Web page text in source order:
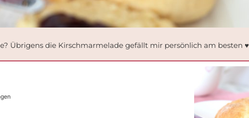
Übrigens die Kirschmarmelade gefällt mir persönlich am besten ♥